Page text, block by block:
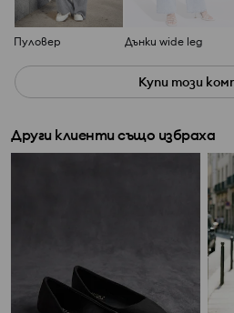
Пуловер Дънки wide leg
Купи този
Други клиенти също избраха